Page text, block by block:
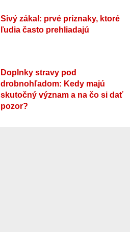
Sivý zákal: prvé príznaky, ktoré
ľudia často prehliadajú
Doplnky stravy pod
drobnohľadom: Kedy majú
skutočný význam a na čo si dať
pozor?